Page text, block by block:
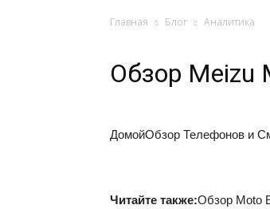
Главная Блог Аналитика
Обзор Meizu
ДомойОбзор Телефонов и
Читайте также:Обзор Moto